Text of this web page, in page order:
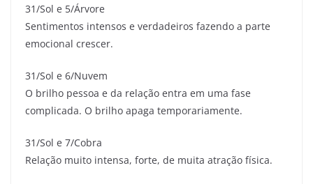
31/Sol e 5/Árvore
Sentimentos intensos e verdadeiros fazendo a parte
emocional crescer.
31/Sol e 6/Nuvem
O brilho pessoa e da relação entra em uma fase
complicada. O brilho apaga temporariamente.
31/Sol e 7/Cobra
Relação muito intensa, forte, de muita atração física.